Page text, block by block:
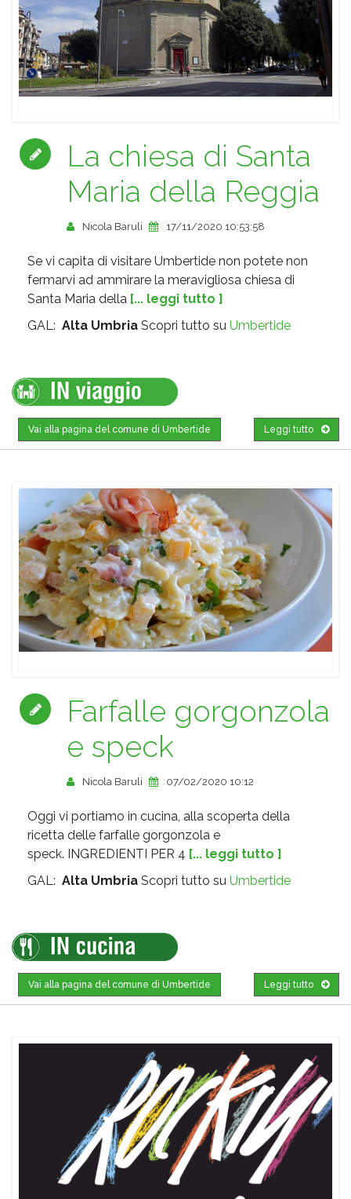
La chiesa di Santa
Maria della Reggia
Nicola Baruli 17/11/2020 10:53:58
Se vi capita di visitare Umbertide non potete non
fermarvi ad ammirare la meravigliosa chiesa di
Santa Maria della [... leggi tutto ]
GAL: Alta Umbria Scopri tutto su Umbertide
Leggi tutto
Vai alla pagina del comune di Umbertide
Farfalle gorgonzola
e speck
Nicola Baruli 07/02/2020 10:12
Oggi vi portiamo in cucina, alla scoperta della
ricetta delle farfalle gorgonzola e
speck. INGREDIENTI PER 4 [... leggi tutto ]
GAL: Alta Umbria Scopri tutto su Umbertide
Leggi tutto
Vai alla pagina del comune di Umbertide